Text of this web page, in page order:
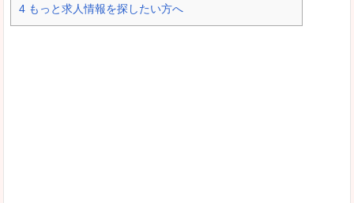
4 もっと求人情報を探したい方へ